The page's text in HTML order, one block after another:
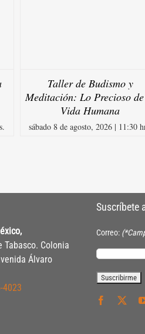
Taller de Budismo y
Meditación: Lo Precioso
Vida Humana
sábado 8 de agosto, 2026 | 11:30
Colonia
Álvaro
4023
Suscríbete
Correo: